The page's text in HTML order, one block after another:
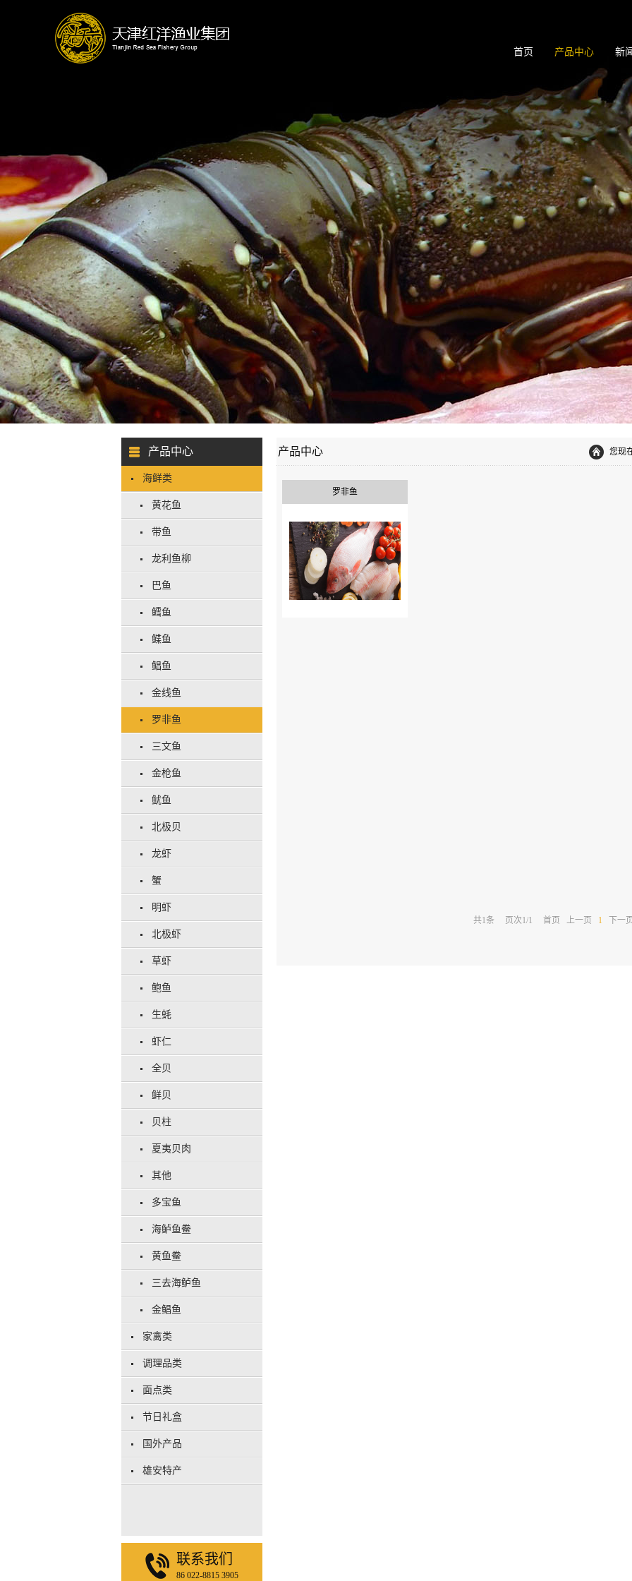
首页 产品中心 新
产品中心
海鲜类
黄花鱼
带鱼
龙利鱼柳
巴鱼
鳕鱼
鲽鱼
鲳鱼
金线鱼
罗非鱼
三文鱼
金枪鱼
鱿鱼
北极贝
龙虾
蟹
明虾
北极虾
草虾
鲍鱼
生蚝
虾仁
全贝
鲜贝
贝柱
夏夷贝肉
其他
多宝鱼
海鲈鱼鲞
黄鱼鲞
三去海鲈鱼
金鲳鱼
家禽类
调理品类
面点类
节日礼盒
国外产品
雄安特产
联系我们
86 022-8815 3905
产品中心 您现
罗非鱼
共1条 页次1/1 首页 上一页 1 下一